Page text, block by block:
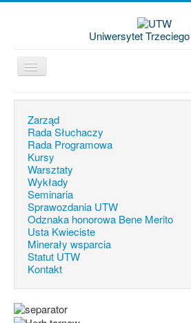
Uniwersytet
Zarząd
Rada Słuchaczy
Rada Programowa
Kursy
Warsztaty
Wykłady
Seminaria
Sprawozdania UTW
Odznaka honorowa Bene Merito
Usta Kwieciste
Minerały wsparcia
Statut UTW
Kontakt